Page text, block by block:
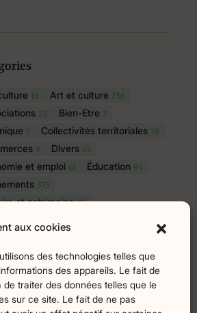
aux cookies
des technologies telles que
des appareils. Le fait de
traiter des données telles que le
sur ce site. Le fait de ne pas
18 Art et culture 256
22 Bien-Etre 2
7 Collectivités territoriales 79
9 Divers 45
et emploi 61 Éducation 94
373
et patrimoine174
27 Tourisme19